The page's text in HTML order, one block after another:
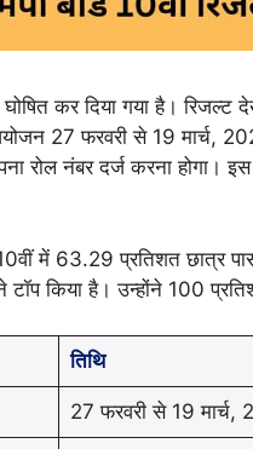
घोषित कर दिया गया है।
आयोजन 27 फरवरी से 19 मार्च,
रोल नंबर दर्ज करना होगा।
में 63.29 प्रतिशत छात्र
ने टॉप किया है। उन्होंने 100
तिथि
27 फरवरी से 19 मार्च,